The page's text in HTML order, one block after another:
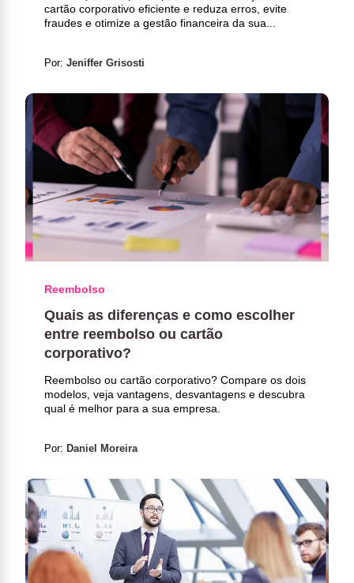
cartão corporativo eficiente e reduza erros, evite
fraudes e otimize a gestão financeira da sua...
Por: Jeniffer Grisosti
Reembolso
Quais as diferenças e como escolher
entre reembolso ou cartão
corporativo?
Reembolso ou cartão corporativo? Compare os dois
modelos, veja vantagens, desvantagens e descubra
qual é melhor para a sua empresa.
Por: Daniel Moreira